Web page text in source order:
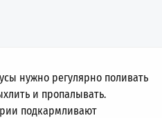
нужно регулярно поливать
и пропалывать.
подкармливают